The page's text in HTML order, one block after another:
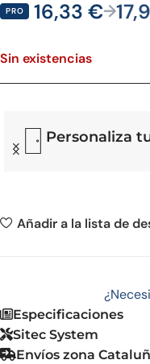
PRO 16,33€→
Sin existencias
Personaliza
Añadir a la lista de
Especificaciones
Sitec System
Envíos zona